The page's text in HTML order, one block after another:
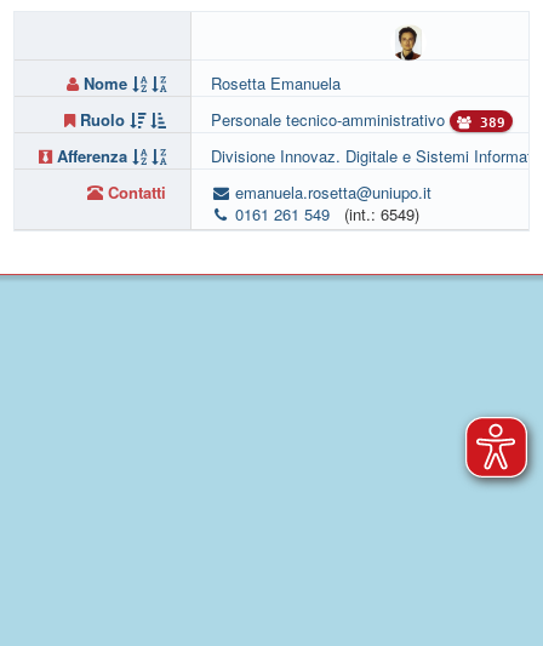
Nome
Ruolo
Afferenza
Contatti
Rosetta Emanuela
Personale tecnico-amministrativo
389
Divisione Innovaz. Digitale e Sistemi
emanuela.rosetta@uniupo.it
0161 261 549
(int.: 6549)